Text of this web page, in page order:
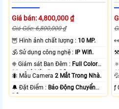
Giá bán: 4,800,000 ₫
Giá Gốc: 6,800,000 ₫
🦉 Hình ảnh chất lượng : 10 MP.
🕉️ Sử dụng công nghệ :
IP Wifi.
❈ Giám sát Ban Đêm : Full Color
20m Có Màu Ban Ðêm.
🐜 Mẫu Camera2 Mắt Trong Nhà.
️🔔 Đặt Điểm : Báo Động Chuyển
Động.